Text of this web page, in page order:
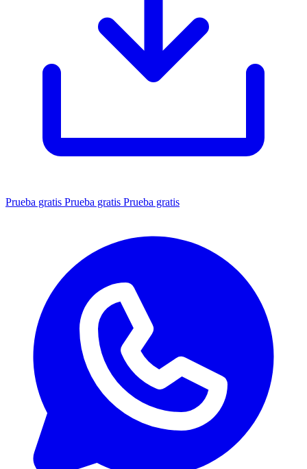
Prueba gratis Prueba gratis Prueba gratis